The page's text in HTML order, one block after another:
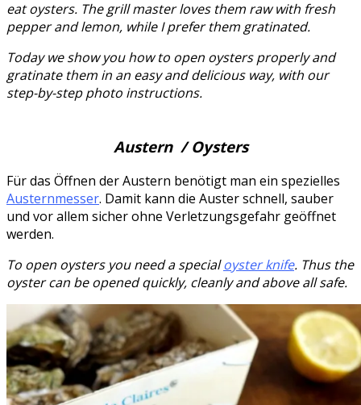
eat oysters. The grill master loves them raw with fresh
pepper and lemon, while I prefer them gratinated.
Today we show you how to open oysters properly and
gratinate them in an easy and delicious way, with our
step-by-step photo instructions.
Austern / Oysters
Für das Öffnen der Austern benötigt man ein spezielles
Austernmesser. Damit kann die Auster schnell, sauber
und vor allem sicher ohne Verletzungsgefahr geöffnet
werden.
To open oysters you need a specialoyster knife. Thus the
oyster can be opened quickly, cleanly and above all safe.